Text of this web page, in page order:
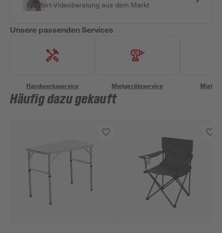
Sofort-Videoberatung aus dem Markt
Unsere passenden Services
Handwerksservice Mietgeräteservice
Häufig dazu gekauft